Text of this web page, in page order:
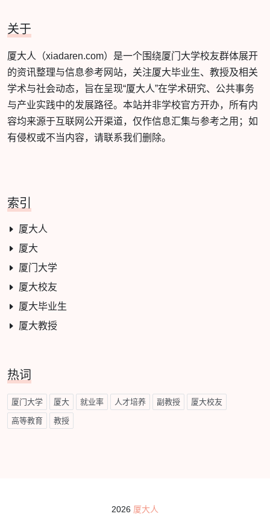
关于
厦大人（xiadaren.com）是一个围绕厦门大学校友群体展开
的资讯整理与信息参考网站，关注厦大毕业生、教授及相关
学术与社会动态，旨在呈现“厦大人”在学术研究、公共事务
与产业实践中的发展路径。本站并非学校官方开办，所有内
容均来源于互联网公开渠道，仅作信息汇集与参考之用；如
有侵权或不当内容，请联系我们删除。
索引
厦大人
厦大
厦门大学
厦大校友
厦大毕业生
厦大教授
热词
厦门大学 厦大 就业率 人才培养 副教授 厦大校友
高等教育 教授
2026 厦大人